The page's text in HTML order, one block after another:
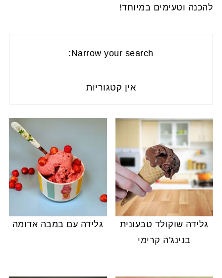
להכנה וטעימים במיוחד!
Narrow your search:
אין קטגוריות
גלידה שוקולד טבעונית
בנינג'ה קרימי
גלידה עם במבה אדומה